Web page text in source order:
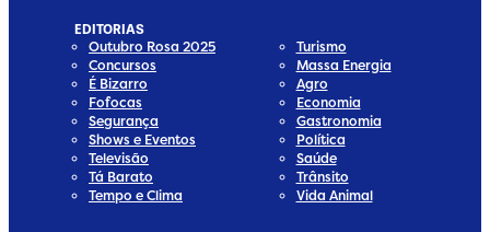
EDITORIAS
Outubro Rosa 2025
Concursos
É Bizarro
Fofocas
Segurança
Shows e Eventos
Televisão
Tá Barato
Tempo e Clima
Turismo
Massa Energia
Agro
Economia
Gastronomia
Política
Saúde
Trânsito
Vida Animal